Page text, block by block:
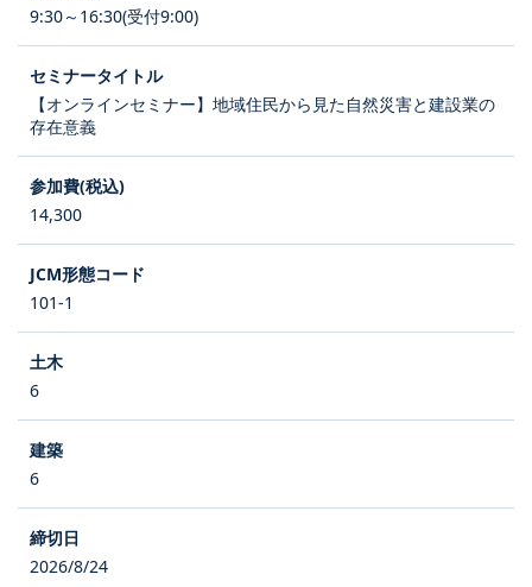
9:30～16:30(受付9:00)
【オンラインセミナー】地域住民から見た自然災害と建設業の
存在意義
14,300
101-1
6
6
2026/8/24